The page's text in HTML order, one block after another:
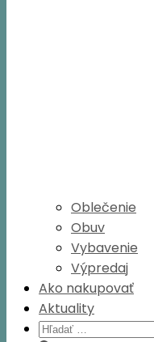
Oblečenie
Obuv
Vybavenie
Výpredaj
Ako nakupovať
Aktuality
Hľadať: